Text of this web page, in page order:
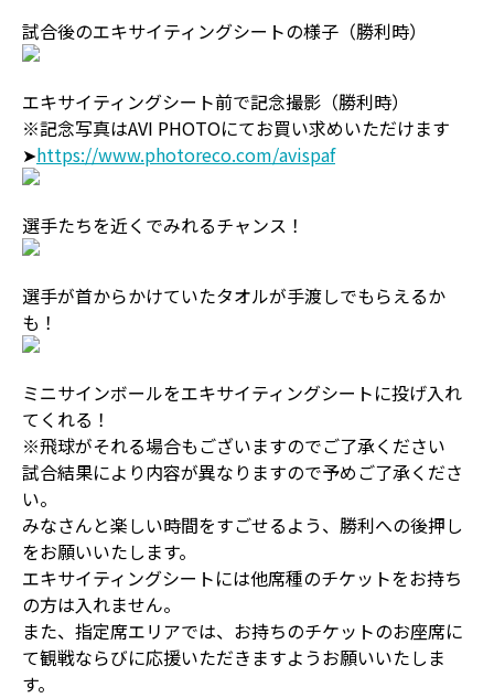
試合後のエキサイティングシートの様子（勝利時）
エキサイティングシート前で記念撮影（勝利時）
※記念写真はAVI PHOTOにてお買い求めいただけます
➤https://www.photoreco.com/avispaf
選手たちを近くでみれるチャンス！
選手が首からかけていたタオルが手渡しでもらえるか
も！
ミニサインボールをエキサイティングシートに投げ入れ
てくれる！
※飛球がそれる場合もございますのでご了承ください
試合結果により内容が異なりますので予めご了承くださ
い。
みなさんと楽しい時間をすごせるよう、勝利への後押し
をお願いいたします。
エキサイティングシートには他席種のチケットをお持ち
の方は入れません。
また、指定席エリアでは、お持ちのチケットのお座席に
て観戦ならびに応援いただきますようお願いいたしま
す。